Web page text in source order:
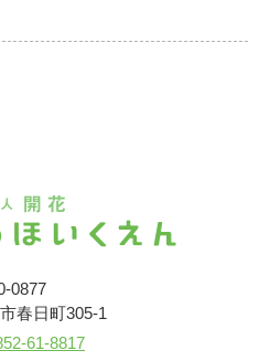
0877
春日町305-1
61-8817